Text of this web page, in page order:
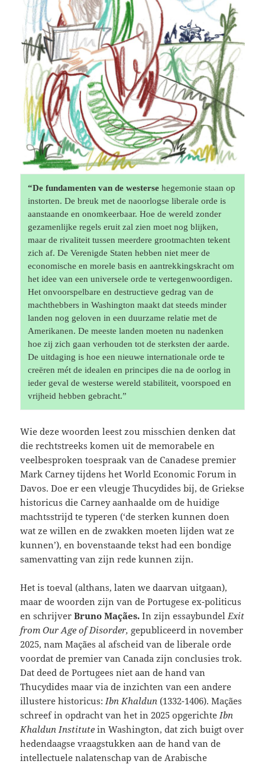
“De fundamenten van de westerse hegemonie staan op
instorten. De breuk met de naoorlogse liberale orde is
aanstaande en onomkeerbaar. Hoe de wereld zonder
gezamenlijke regels eruit zal zien moet nog blijken,
maar de rivaliteit tussen meerdere grootmachten tekent
zich af. De Verenigde Staten hebben niet meer de
economische en morele basis en aantrekkingskracht om
het idee van een universele orde te vertegenwoordigen.
Het onvoorspelbare en destructieve gedrag van de
machthebbers in Washington maakt dat steeds minder
landen nog geloven in een duurzame relatie met de
Amerikanen. De meeste landen moeten nu nadenken
hoe zij zich gaan verhouden tot de sterksten der aarde.
De uitdaging is hoe een nieuwe internationale orde te
creëren mét de idealen en principes die na de oorlog in
ieder geval de westerse wereld stabiliteit, voorspoed en
vrijheid hebben gebracht.”
Wie deze woorden leest zou misschien denken dat
die rechtstreeks komen uit de memorabele en
veelbesproken toespraak van de Canadese premier
Mark Carney tijdens het World Economic Forum in
Davos. Doe er een vleugje Thucydides bij, de Griekse
historicus die Carney aanhaalde om de huidige
machtsstrijd te typeren (‘de sterken kunnen doen
wat ze willen en de zwakken moeten lijden wat ze
kunnen’), en bovenstaande tekst had een bondige
samenvatting van zijn rede kunnen zijn.
Het is toeval (althans, laten we daarvan uitgaan),
maar de woorden zijn van de Portugese ex-politicus
en schrijverBruno Maçães. In zijn essaybundel Exit
from Our Age of Disorder, gepubliceerd in november
2025, nam Maçães al afscheid van de liberale orde
voordat de premier van Canada zijn conclusies trok.
Dat deed de Portugees niet aan de hand van
Thucydides maar via de inzichten van een andere
illustere historicus: Ibn Khaldun (1332-1406). Maçães
schreef in opdracht van het in 2025 opgerichte Ibn
Khaldun Institute in Washington, dat zich buigt over
hedendaagse vraagstukken aan de hand van de
intellectuele nalatenschap van de Arabische